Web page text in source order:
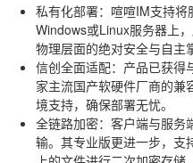
私有化部署：喧喧IM支持
Windows或Linux服务器上
物理层面的绝对安全与自主
信创全面适配：产品已获得
家主流国产软硬件厂商的兼
境支持，确保部署无忧。
全链路加密：客户端与服务
输。其专业版更进一步，支